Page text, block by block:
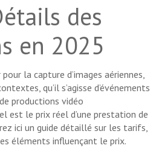
des
en 2025
la capture d’images aériennes,
qu’il s’agisse d’événements
productions vidéo
est le prix réel d’une prestation de
ici un guide détaillé sur les tarifs,
éléments influençant le prix.